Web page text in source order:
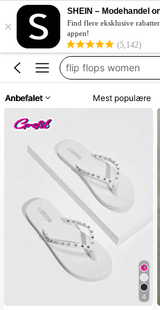
×
SHEIN – Modehandel
Find flere eksklusive
appen!
(5,142)
klipklapper dame
havaianas flipflops
flip flops women
sandals women
Anbefalet Mest populære
4